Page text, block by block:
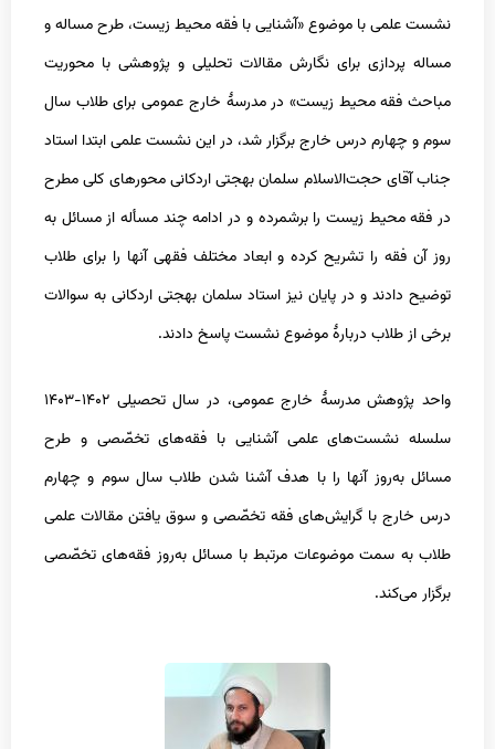
«آشنایی با فقه محیط زیست، طرح مساله و
نگارش مقالات تحلیلی و پژوهشی با محوریت
زیست» در مدرسۀ خارج عمومی برای طلاب سال
خارج برگزار شد، در این نشست علمی ابتدا استاد
سلمان بهجتی اردکانی محورهای کلی مطرح
را برشمرده و در ادامه چند مسأله از مسائل به
کرده و ابعاد مختلف فقهی آنها را برای طلاب
پایان نیز استاد سلمان بهجتی اردکانی به سوالات
موضوع نشست پاسخ دادند.
واحد پژوهش مدرسۀ خارج عمومی، در سال تحصیلی ۱۴۰۲-۱۴۰۳
علمی آشنایی با فقه‌های تخصّصی و طرح
را با هدف آشنا شدن طلاب سال سوم و چهارم
فقه تخصّصی و سوق یافتن مقالات علمی
مرتبط با مسائل به‌روز فقه‌های تخصّصی